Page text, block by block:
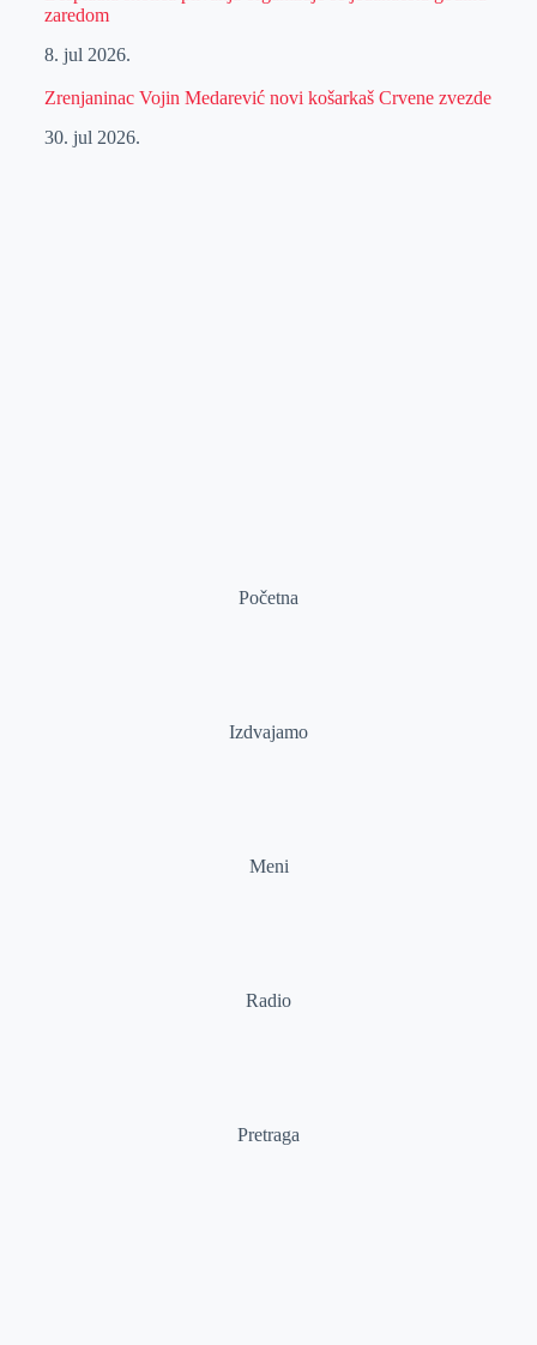
zaredom
8. jul 2026.
Zrenjaninac Vojin Medarević novi košarkaš Crvene zvezde
30. jul 2026.
Početna
Izdvajamo
Meni
Radio
Pretraga